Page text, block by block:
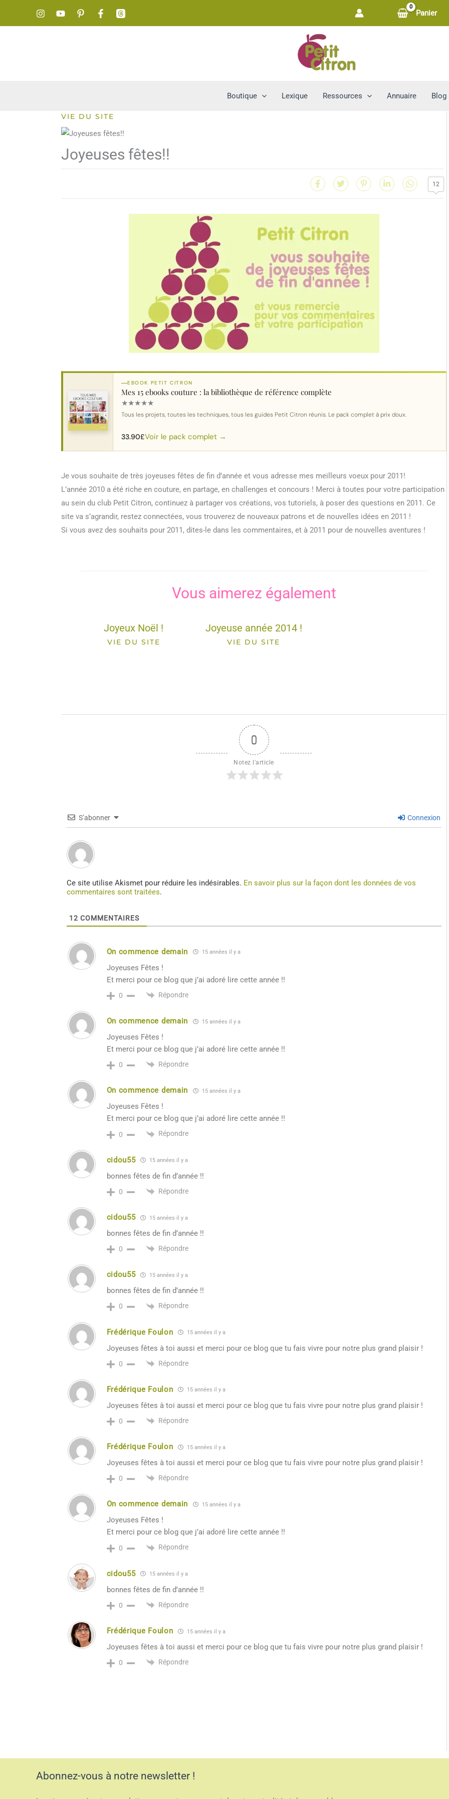
Panier
Boutique Lexique Ressources Annuaire Blog
VIE DU SITE
Joyeuses fêtes!!
12
EBOOK PETIT CITRON
Mes 15 ebooks couture : la bibliothèque de référence complète
★★★★★
Tous les projets, toutes les techniques, tous les guides Petit Citron réunis. Le pack complet à prix doux.
33.90£Voir le pack complet →
Je vous souhaite de très joyeuses fêtes de fin d’année et vous adresse mes meilleurs voeux pour 2011!
L’année 2010 a été riche en couture, en partage, en challenges et concours ! Merci à toutes pour votre participation
au sein du club Petit Citron, continuez à partager vos créations, vos tutoriels, à poser des questions en 2011. Ce
site va s’agrandir, restez connectées, vous trouverez de nouveaux patrons et de nouvelles idées en 2011 !
Si vous avez des souhaits pour 2011, dites-le dans les commentaires, et à 2011 pour de nouvelles aventures !
Vous aimerez également
Joyeux Noël !
VIE DU SITE
Joyeuse année 2014 !
VIE DU SITE
0
Notez l'article
S’abonner Connexion
Ce site utilise Akismet pour réduire les indésirables. En savoir plus sur la façon dont les données de vos
commentaires sont traitées.
12 COMMENTAIRES
On commence demain 15 années il y a
Joyeuses Fêtes !
Et merci pour ce blog que j’ai adoré lire cette année !!
0 Répondre
On commence demain 15 années il y a
Joyeuses Fêtes !
Et merci pour ce blog que j’ai adoré lire cette année !!
0 Répondre
On commence demain 15 années il y a
Joyeuses Fêtes !
Et merci pour ce blog que j’ai adoré lire cette année !!
0 Répondre
cidou55 15 années il y a
bonnes fêtes de fin d’année !!
0 Répondre
cidou55 15 années il y a
bonnes fêtes de fin d’année !!
0 Répondre
cidou55 15 années il y a
bonnes fêtes de fin d’année !!
0 Répondre
Frédérique Foulon 15 années il y a
Joyeuses fêtes à toi aussi et merci pour ce blog que tu fais vivre pour notre plus grand plaisir !
0 Répondre
Frédérique Foulon 15 années il y a
Joyeuses fêtes à toi aussi et merci pour ce blog que tu fais vivre pour notre plus grand plaisir !
0 Répondre
Frédérique Foulon 15 années il y a
Joyeuses fêtes à toi aussi et merci pour ce blog que tu fais vivre pour notre plus grand plaisir !
0 Répondre
On commence demain 15 années il y a
Joyeuses Fêtes !
Et merci pour ce blog que j’ai adoré lire cette année !!
0 Répondre
cidou55 15 années il y a
bonnes fêtes de fin d’année !!
0 Répondre
Frédérique Foulon 15 années il y a
Joyeuses fêtes à toi aussi et merci pour ce blog que tu fais vivre pour notre plus grand plaisir !
0 Répondre
Abonnez-vous à notre newsletter !